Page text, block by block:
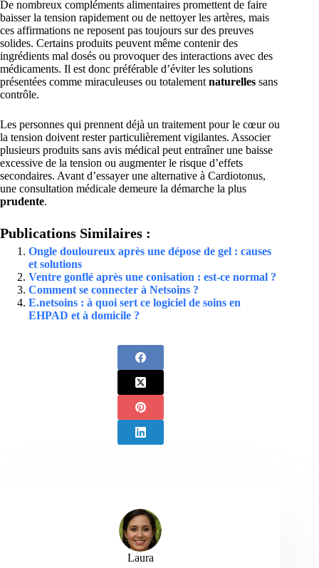
De nombreux compléments alimentaires promettent de faire
baisser la tension rapidement ou de nettoyer les artères, mais
ces affirmations ne reposent pas toujours sur des preuves
solides. Certains produits peuvent même contenir des
ingrédients mal dosés ou provoquer des interactions avec des
médicaments. Il est donc préférable d’éviter les solutions
présentées comme miraculeuses ou totalement naturelles sans
contrôle.
Les personnes qui prennent déjà un traitement pour le cœur ou
la tension doivent rester particulièrement vigilantes. Associer
plusieurs produits sans avis médical peut entraîner une baisse
excessive de la tension ou augmenter le risque d’effets
secondaires. Avant d’essayer une alternative à Cardiotonus,
une consultation médicale demeure la démarche la plus
prudente.
Publications Similaires :
Ongle douloureux après une dépose de gel : causes
et solutions
Ventre gonflé après une conisation : est-ce normal ?
Comment se connecter à Netsoins ?
E.netsoins : à quoi sert ce logiciel de soins en
EHPAD et à domicile ?
Laura